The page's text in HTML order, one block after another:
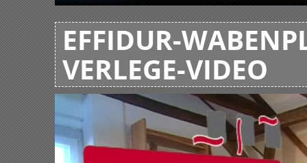
EFFIDUR-
VERLEGE-VIDEO